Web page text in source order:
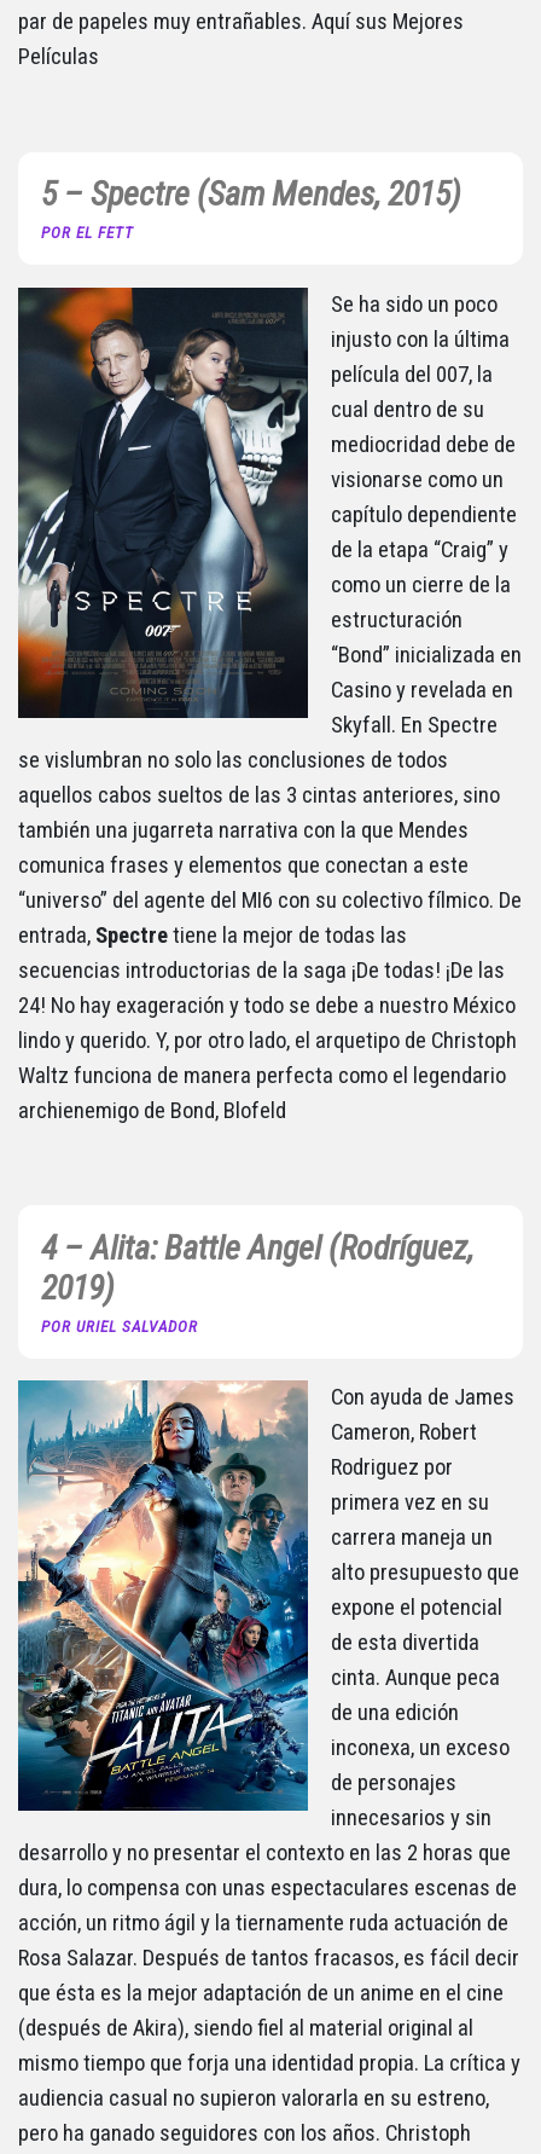
par de papeles muy entrañables. Aquí sus Mejores
Películas
5 – Spectre (Sam Mendes, 2015)
POR EL FETT
Se ha sido un poco
injusto con la última
película del 007, la
cual dentro de su
mediocridad debe de
visionarse como un
capítulo dependiente
de la etapa “Craig” y
como un cierre de la
estructuración
“Bond” inicializada en
Casino y revelada en
Skyfall. En Spectre
se vislumbran no solo las conclusiones de todos
aquellos cabos sueltos de las 3 cintas anteriores, sino
también una jugarreta narrativa con la que Mendes
comunica frases y elementos que conectan a este
“universo” del agente del MI6 con su colectivo fílmico. De
entrada, Spectretiene la mejor de todas las
secuencias introductorias de la saga ¡De todas! ¡De las
24! No hay exageración y todo se debe a nuestro México
lindo y querido. Y, por otro lado, el arquetipo de Christoph
Waltz funciona de manera perfecta como el legendario
archienemigo de Bond, Blofeld
4 – Alita: Battle Angel (Rodríguez,
2019)
POR URIEL SALVADOR
Con ayuda de James
Cameron, Robert
Rodriguez por
primera vez en su
carrera maneja un
alto presupuesto que
expone el potencial
de esta divertida
cinta. Aunque peca
de una edición
inconexa, un exceso
de personajes
innecesarios y sin
desarrollo y no presentar el contexto en las 2 horas que
dura, lo compensa con unas espectaculares escenas de
acción, un ritmo ágil y la tiernamente ruda actuación de
Rosa Salazar. Después de tantos fracasos, es fácil decir
que ésta es la mejor adaptación de un anime en el cine
(después de Akira), siendo fiel al material original al
mismo tiempo que forja una identidad propia. La crítica y
audiencia casual no supieron valorarla en su estreno,
pero ha ganado seguidores con los años. Christoph